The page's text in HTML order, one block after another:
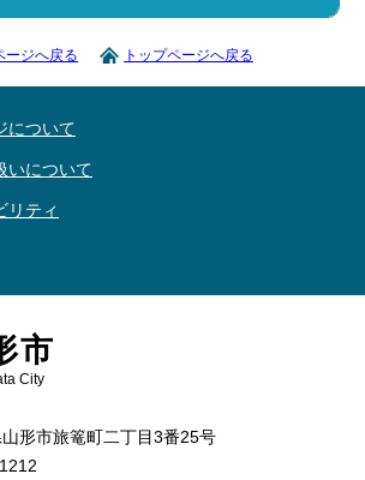
ージへ戻る トップページへ戻る
について
いについて
リティ
市
City
形市旅篭町二丁目3番25号